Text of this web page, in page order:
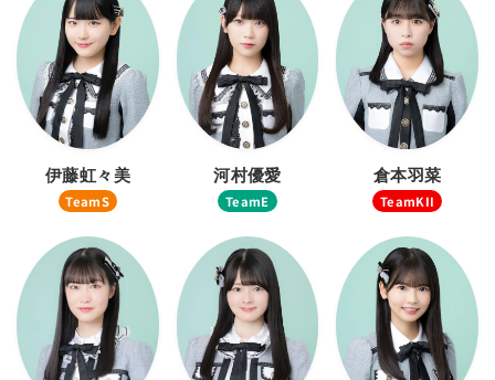
伊藤虹々美
TeamS
河村優愛
TeamE
倉本羽菜
TeamKII